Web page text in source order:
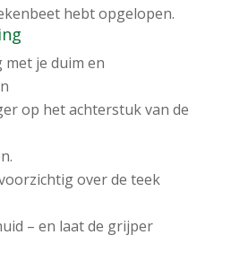
hebt opgelopen.
met je duim en
op het achterstuk van de
over de teek
– en laat de grijper